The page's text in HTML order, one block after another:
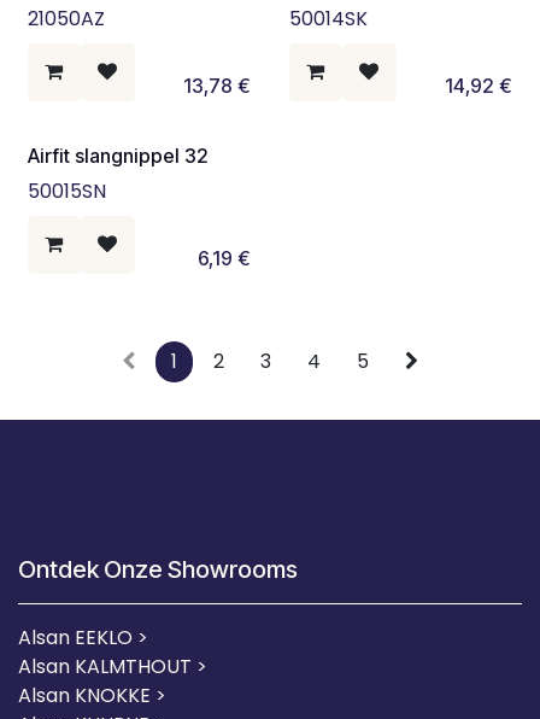
21050AZ
13,78 €
50014SK
14,92 €
Airfit slangnippel 32
50015SN
6,19 €
1 2 3 4 5
Ontdek Onze Showrooms
Alsan EEKLO >
Alsan KALMTHOUT >
Alsan KNOKKE >